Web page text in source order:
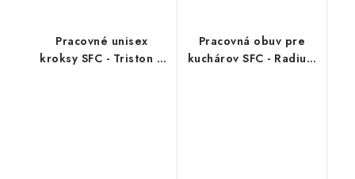
Pracovné unisex
kroksy SFC - Triston II
Pracovná obuv pre
kuchárov SFC - Radium